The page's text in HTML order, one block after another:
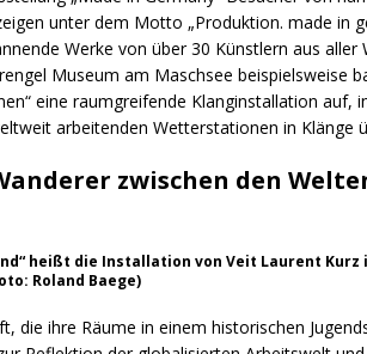
unter dem Motto „Produktion. made in
Werke von über 30 Künstlern aus aller
Museum am Maschsee beispielsweise
eine raumgreifende Klanginstallation auf,
arbeitenden Wetterstationen in Klänge
zwischen den
heißt die Installation von Veit Laurent Kurz
Roland Baege)
die ihre Räume in einem historischen